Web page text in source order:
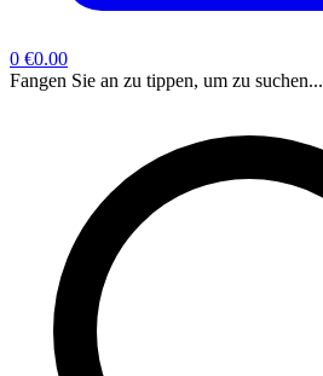
0 €0.00
Fangen Sie an zu tippen, um zu suchen...